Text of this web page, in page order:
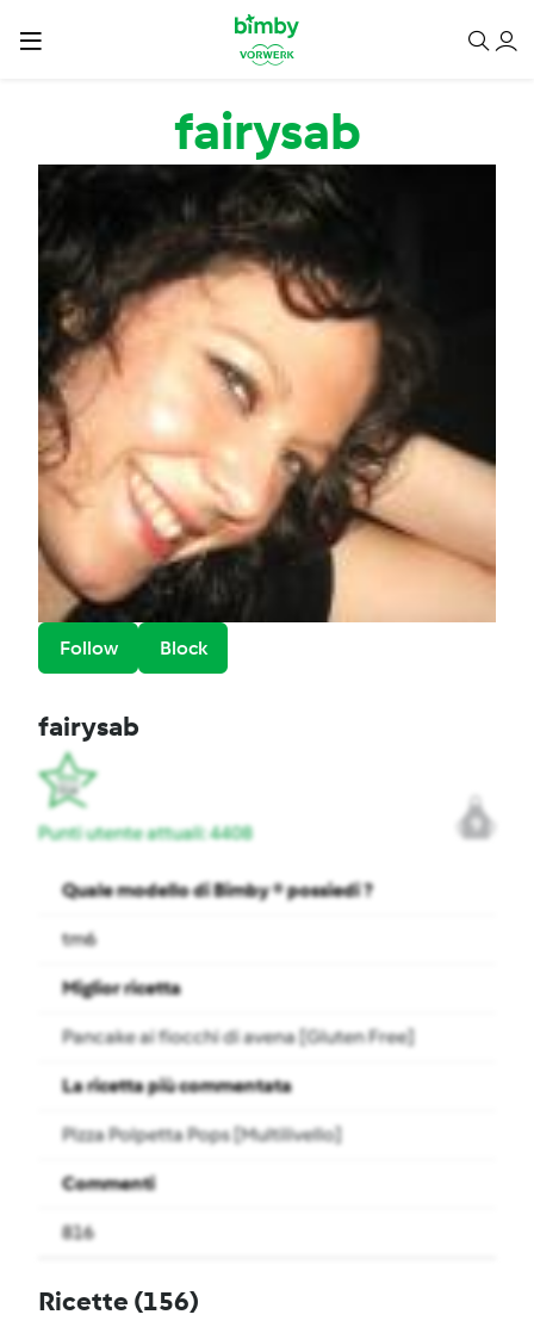
Salta al contenuto principale
fairysab
Follow Block
fairysab
9
Punti utente attuali: 4408
Quale modello di Bimby ® possiedi ?
tm6
Miglior ricetta
Pancake ai fiocchi di avena [Gluten Free]
La ricetta più commentata
Pizza Polpetta Pops [Multilivello]
Commenti
816
Ricette (156)